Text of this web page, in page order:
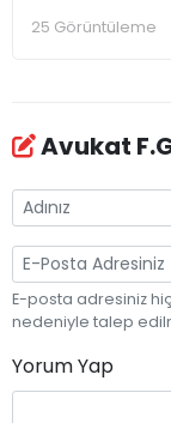
25 Görüntüleme
Avukat
E-posta adresiniz
nedeniyle talep
Yorum Yap